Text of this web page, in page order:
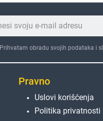
Prihvatam obradu svojih podataka i
Pravno
Uslovi korišćenja
Politika privatnosti